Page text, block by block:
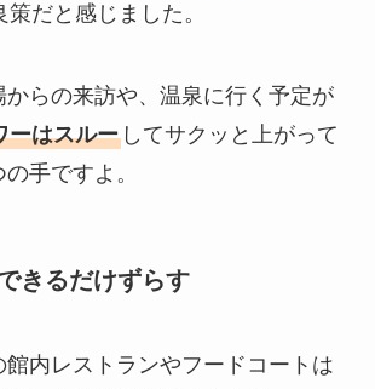
策だと感じました。
からの来訪や、温泉に行く予定が
ーはスルーしてサクッと上がって
手ですよ。
きるだけずらす
館内レストランやフードコートは